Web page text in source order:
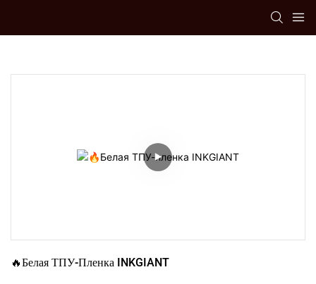
🔥Белая ТПУ-Пленка INKGIANT